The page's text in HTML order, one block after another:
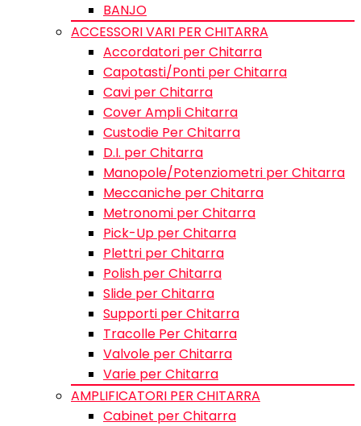
BANJO
ACCESSORI VARI PER CHITARRA
Accordatori per Chitarra
Capotasti/Ponti per Chitarra
Cavi per Chitarra
Cover Ampli Chitarra
Custodie Per Chitarra
D.I. per Chitarra
Manopole/Potenziometri per Chitarra
Meccaniche per Chitarra
Metronomi per Chitarra
Pick-Up per Chitarra
Plettri per Chitarra
Polish per Chitarra
Slide per Chitarra
Supporti per Chitarra
Tracolle Per Chitarra
Valvole per Chitarra
Varie per Chitarra
AMPLIFICATORI PER CHITARRA
Cabinet per Chitarra